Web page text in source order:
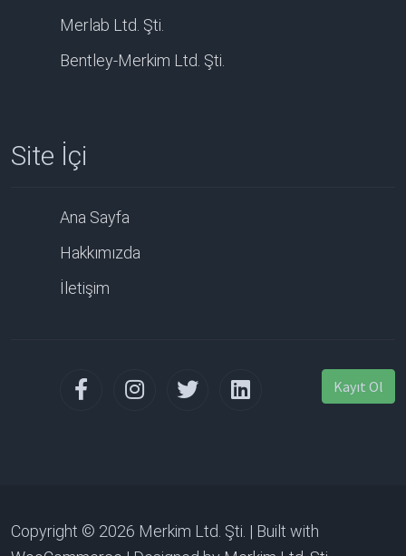
Merlab Ltd. Şti.
Bentley-Merkim Ltd. Şti.
Site İçi
Ana Sayfa
Hakkımızda
İletişim
Kayıt Ol
Copyright © 2026 Merkim Ltd. Şti. | Built with